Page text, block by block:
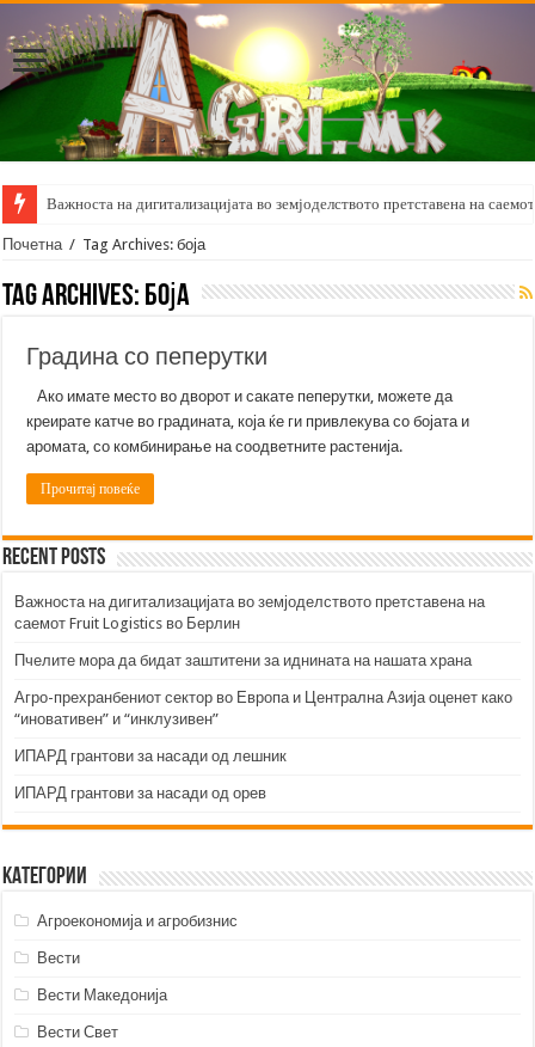
Важноста на дигитализацијата во земјоделството претставена на
Почетна / Tag Archives: боја
Tag Archives: боја
Градина со пеперутки
Ако имате место во дворот и сакате пеперутки, можете да
креирате катче во градината, која ќе ги привлекува со бојата и
аромата, со комбинирање на соодветните растенија.
Прочитај повеќе
Recent Posts
Важноста на дигитализацијата во земјоделството претставена на
саемот Fruit Logistics во Берлин
Пчелите мора да бидат заштитени за иднината на нашата храна
Агро-прехранбениот сектор во Европа и Централна Азија оценет како
“иновативен” и “инклузивен”
ИПАРД грантови за насади од лешник
ИПАРД грантови за насади од орев
Категории
Агроекономија и агробизнис
Вести
Вести Македонија
Вести Свет